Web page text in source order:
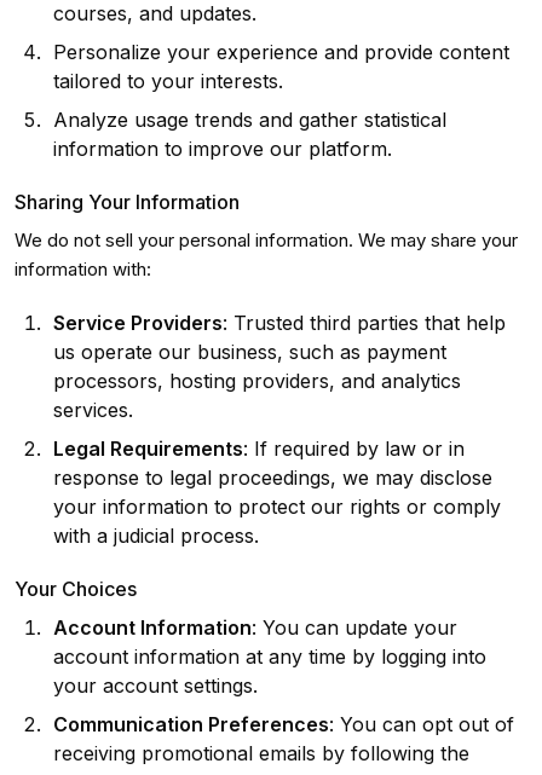
courses, and updates.
Personalize your experience and provide content
tailored to your interests.
Analyze usage trends and gather statistical
information to improve our platform.
Sharing Your Information
We do not sell your personal information. We may share your
information with:
Service Providers: Trusted third parties that help
us operate our business, such as payment
processors, hosting providers, and analytics
services.
Legal Requirements: If required by law or in
response to legal proceedings, we may disclose
your information to protect our rights or comply
with a judicial process.
Your Choices
Account Information: You can update your
account information at any time by logging into
your account settings.
Communication Preferences: You can opt out of
receiving promotional emails by following the